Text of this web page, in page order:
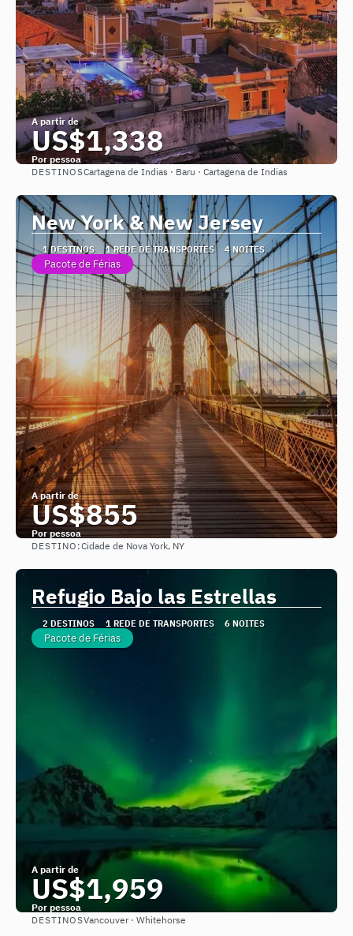
A partir de
US$1,338
Por pessoa
Saiba mais
DESTINOSCartagena de Indias · Baru · Cartagena de Indias
New York & New Jersey
1 DESTINOS 1 REDE DE TRANSPORTES 4 NOITES
Pacote de Férias
A partir de
US$855
Por pessoa
Saiba mais
DESTINO:Cidade de Nova York, NY
Refugio Bajo las Estrellas
2 DESTINOS 1 REDE DE TRANSPORTES 6 NOITES
Pacote de Férias
A partir de
US$1,959
Por pessoa
Saiba mais
DESTINOSVancouver · Whitehorse